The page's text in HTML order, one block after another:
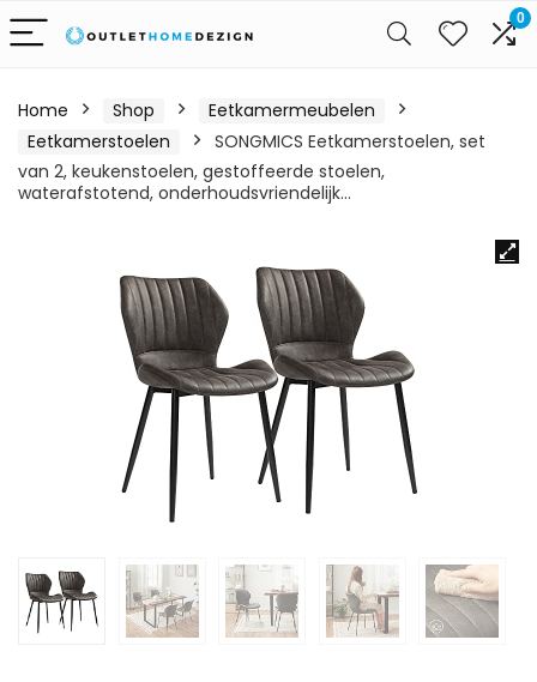
0
Home Shop
Eetkamermeubelen
Eetkamerstoelen
SONGMICS Eetkamerstoelen, set
van 2, keukenstoelen, gestoffeerde stoelen,
waterafstotend, onderhoudsvriendelijk…